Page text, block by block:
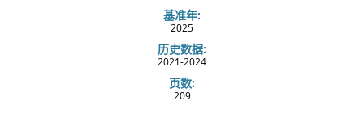
基准年:
2025
历史数据:
2021-2024
页数:
209